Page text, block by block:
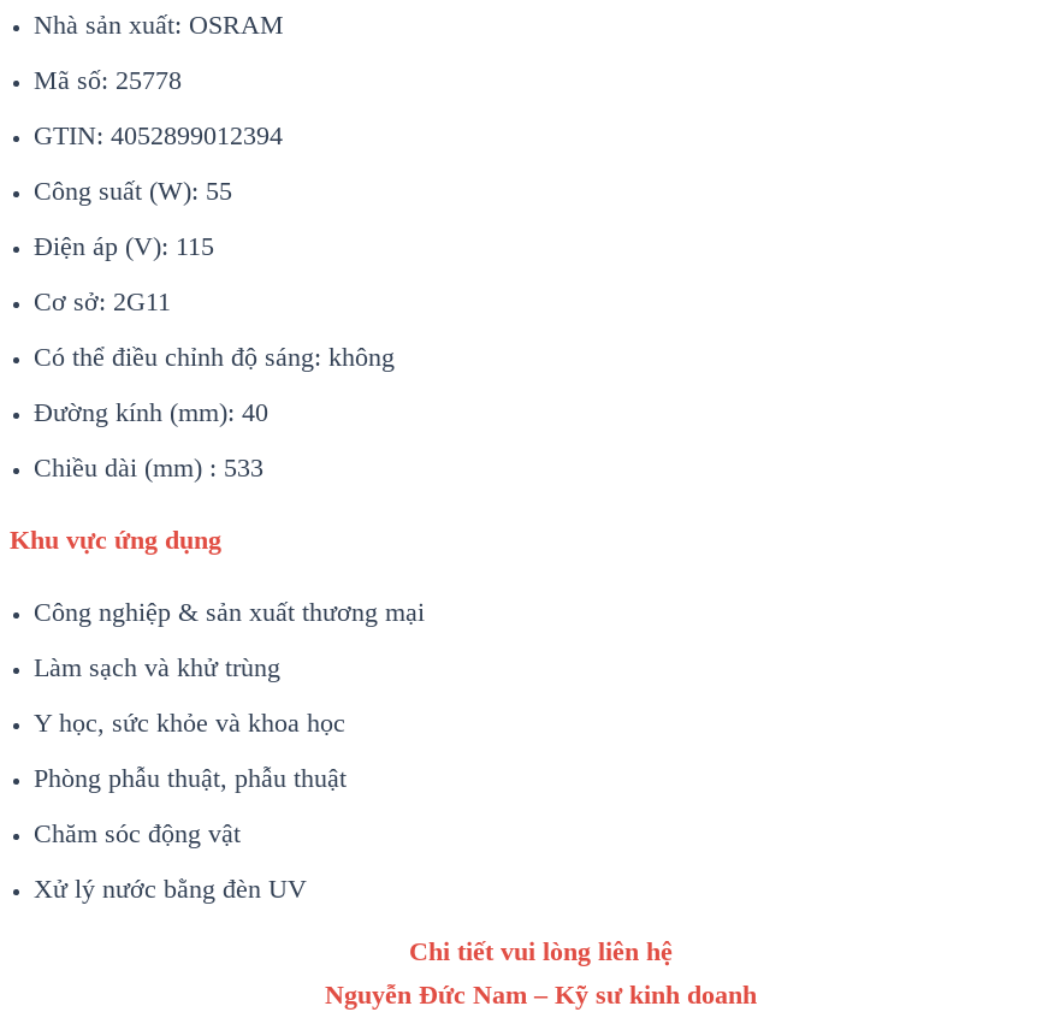
Nhà sản xuất: OSRAM
Mã số: 25778
GTIN: 4052899012394
Công suất (W): 55
Điện áp (V): 115
Cơ sở: 2G11
Có thể điều chỉnh độ sáng: không
Đường kính (mm): 40
Chiều dài (mm) : 533
Khu vực ứng dụng
Công nghiệp & sản xuất thương mại
Làm sạch và khử trùng
Y học, sức khỏe và khoa học
Phòng phẫu thuật, phẫu thuật
Chăm sóc động vật
Xử lý nước bằng đèn UV
Chi tiết vui lòng liên hệ
Nguyễn Đức Nam – Kỹ sư kinh doanh